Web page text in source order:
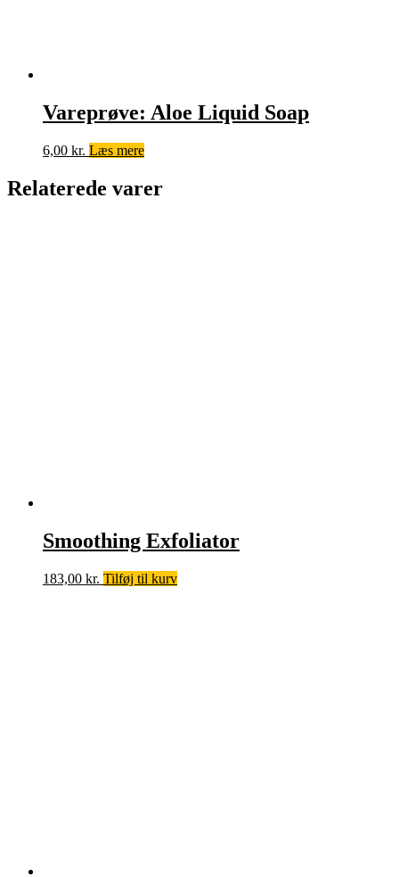
Vareprøve: Aloe Liquid Soap
6,00 kr. Læs mere
Relaterede varer
Smoothing Exfoliator
183,00 kr. Tilføj til kurv